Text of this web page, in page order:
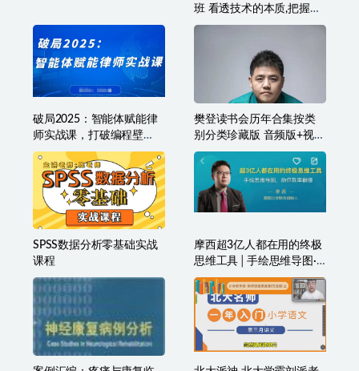
班 看透技术的本质,把握投
资的方向
破局2025：智能体赋能律
师实战课，打破编程壁
垒，完成复杂任务，沉淀
专属知识，赋能律师实务
樊登读书会历年合集按类
别分类珍藏版 音频版+视频
版
SPSS数据分析零基础实战
课程
摩西超3亿人都在用的终极
思维工具│手绘思维导图·
助你效率翻倍